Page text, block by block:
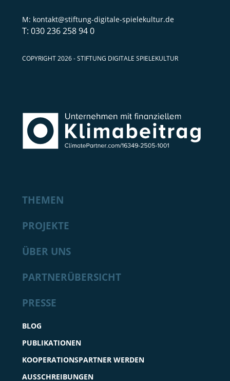
kontakt@stiftung-digitale-spielekultur.de
030 236 258 94 0
COPYRIGHT 2026 - STIFTUNG DIGITALE SPIELEKULTUR
THEMEN
PROJEKTE
ÜBER UNS
PARTNERÜBERSICHT
PRESSE
BLOG
PUBLIKATIONEN
KOOPERATIONSPARTNER WERDEN
AUSSCHREIBUNGEN